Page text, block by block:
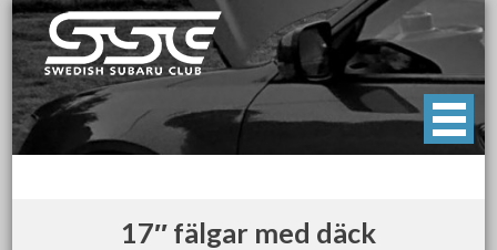
Skip
to
content
Swedish Subaru Club
För oss som älskar Subaru!
17″ fälgar med däck